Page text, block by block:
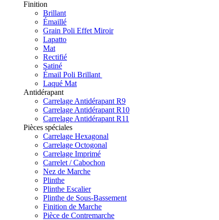
Finition
Brillant
Émaillé
Grain Poli Effet Miroir
Lapatto
Mat
Rectifié
Satiné
Émail Poli Brillant
Laqué Mat
Antidérapant
Carrelage Antidérapant R9
Carrelage Antidérapant R10
Carrelage Antidérapant R11
Pièces spéciales
Carrelage Hexagonal
Carrelage Octogonal
Carrelage Imprimé
Carrelet / Cabochon
Nez de Marche
Plinthe
Plinthe Escalier
Plinthe de Sous-Bassement
Finition de Marche
Pièce de Contremarche